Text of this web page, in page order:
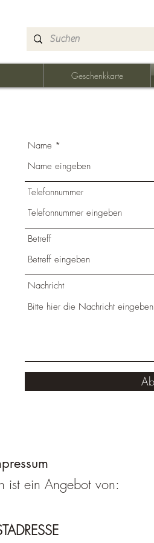
Geschenkkarte
Name
Telefonnummer
Betreff
Nachricht
ist ein Angebot von: